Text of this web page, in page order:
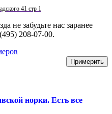
41 стр 1
не забудьте нас заранее
208-07-00.
норки. Есть все